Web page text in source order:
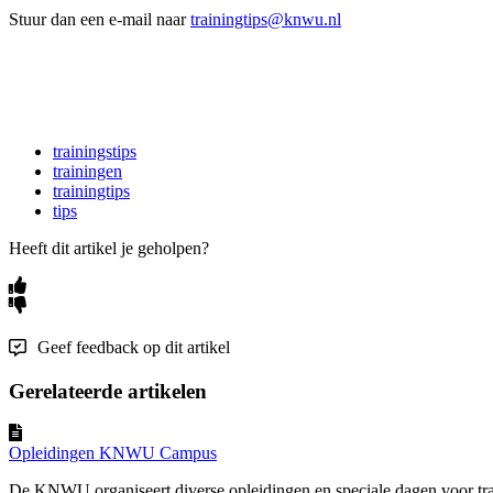
Stuur dan een e-mail naartrainingtips@knwu.nl
trainingstips
trainingen
trainingtips
tips
Heeft dit artikel je geholpen?
Geef feedback op dit artikel
Gerelateerde artikelen
Opleidingen KNWU Campus